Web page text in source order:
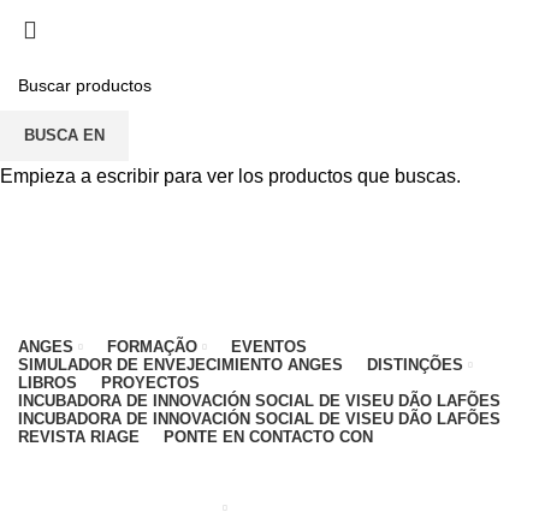
CON: CENTRO EDUCATIVO - 912 092 520 | GENERAL -
911 997 434 (CHAMADA PARA REDE MÓVEL
ANGES FORMAÇÃO
EVENTOS
SIMULADOR DE ENVEJECIMIENTO ANGES
DISTINÇÕES
LIBROS
PROYECTOS
INCUBADORA DE INNOVACIÓN SOCIAL DE VISEU DÃO LAFÕES
INCUBADORA DE INNOVACIÓN SOCIAL DE VISEU DÃO LAFÕES
REVISTA RIAGE
PONTE EN CONTACTO CON
BUSCA EN
Empieza a escribir para ver los productos que buscas.